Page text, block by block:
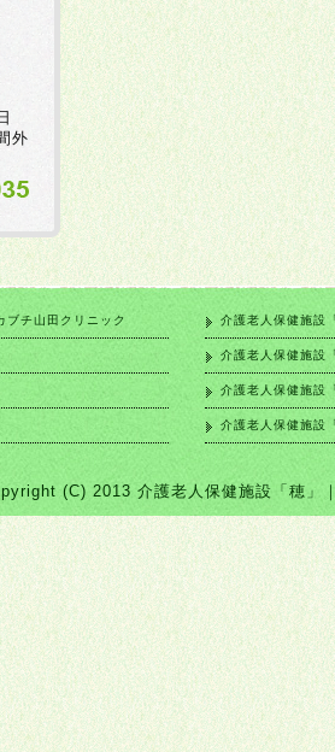
外
ブチ山田クリニック 介護老人保健施設
介護老人保健施設
介護老人保健施設
介護老人保健施設
(C) 2013 介護老人保健施設「穂